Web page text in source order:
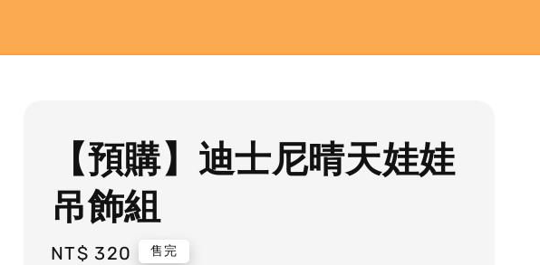
【預購】迪士尼晴天娃娃
吊飾組
Regular
NT$ 320 售完